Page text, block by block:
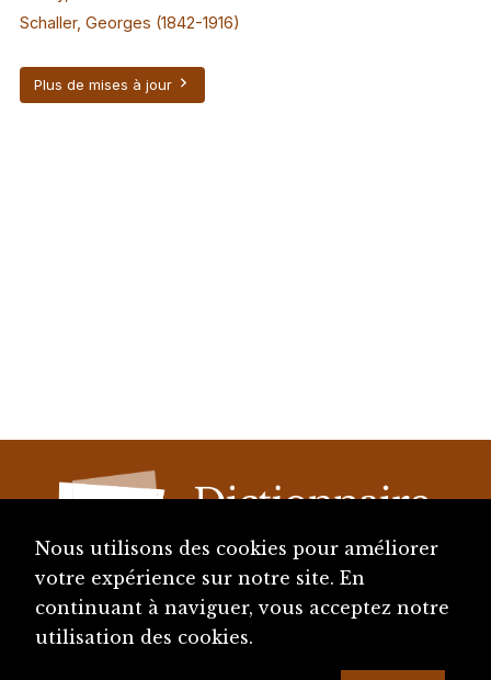
Schaller, Georges (1842-1916)
Plus de mises à jour
diju@diju.ch
Nous utilisons des cookies pour améliorer
votre expérience sur notre site. En
continuant à naviguer, vous acceptez notre
utilisation des cookies.